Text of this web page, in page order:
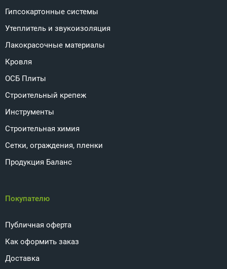
Гипсокартонные системы
Утеплитель и звукоизоляция
Лакокрасочные материалы
Кровля
ОСБ Плиты
Строительный крепеж
Инструменты
Строительная химия
Сетки, ограждения, пленки
Продукция Баланс
Покупателю
Публичная оферта
Как оформить заказ
Доставка